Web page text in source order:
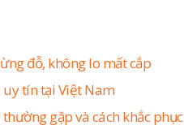
đỗ, không lo mất cắp
uy tín tại Việt Nam
gặp và cách khắc phục